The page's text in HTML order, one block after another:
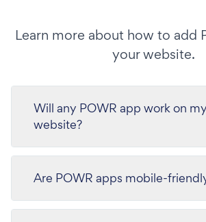
Learn more about how to add
your website.
Will any POWR app work on
website?
Are POWR apps mobile-